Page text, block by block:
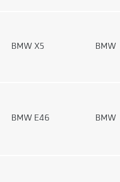
BMW X5 BMW
BMW E46 BMW